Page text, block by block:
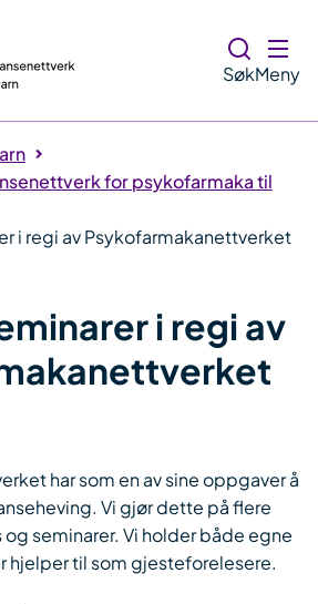
SøkMeny
for psykofarmaka til
i regi av Psykofarmakanettverket
i regi av
har som en av sine oppgaver å
Vi gjør dette på flere
og seminarer. Vi holder både egne
hjelper til som gjesteforelesere.